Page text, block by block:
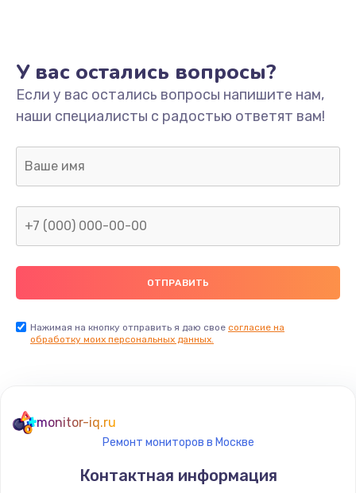
Заказать
Не включается
Нет звука
Не видит флешку
400 руб.
Заказать
Не сопряжается с устройством
У вас остались вопросы?
Если у вас остались вопросы напишите нам,
наши специалисты с радостью ответят вам!
Нажимая на кнопку отправить я даю свое согласие на
обработку моих персональных данных.
monitor-iq.ru
Ремонт мониторов в Москве
Контактная информация